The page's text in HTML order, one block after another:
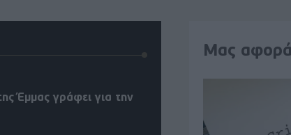
Έμμας γράφει για την
Μας αφορά